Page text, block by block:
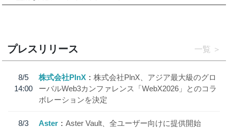
プレスリリース 一覧
8/5
14:00
株式会社PlnX
株式会社PlnX、アジア最大級のグロ
ーバルWeb3カンファレンス「WebX2026」とのコラ
ボレーションを決定
8/3
Aster Aster Vault、全ユーザー向けに提供開始